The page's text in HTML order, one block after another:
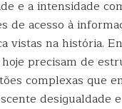
e a intensidade
de acesso à
vistas na história.
precisam de
complexas que
desigualdade